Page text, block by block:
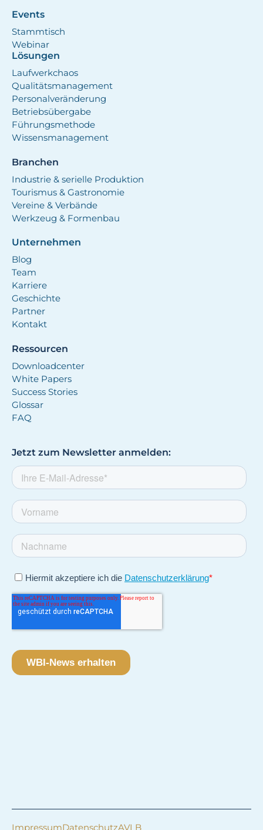
Events
Stammtisch
Webinar
Lösungen
Laufwerkchaos
Qualitätsmanagement
Personalveränderung
Betriebsübergabe
Führungsmethode
Wissensmanagement
Branchen
Industrie & serielle Produktion
Tourismus & Gastronomie
Vereine & Verbände
Werkzeug & Formenbau
Unternehmen
Blog
Team
Karriere
Geschichte
Partner
Kontakt
Ressourcen
Downloadcenter
White Papers
Success Stories
Glossar
FAQ
Jetzt zum Newsletter anmelden:
ImpressumDatenschutzAVLB